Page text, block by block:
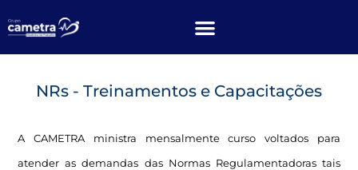
NRs - Treinamentos e Capacitações
A CAMETRA ministra mensalmente curso voltados para
atender as demandas das Normas Regulamentadoras tais